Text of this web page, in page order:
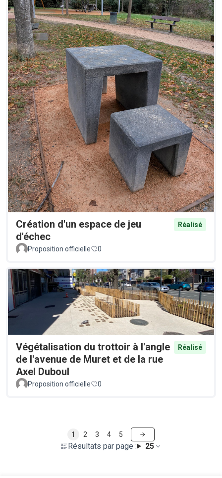
Création d'un espace de jeu
d'échec
Réalisé
Proposition officielle 0
Végétalisation du trottoir à l'angle
de l'avenue de Muret et de la rue
Axel Duboul
Réalisé
Proposition officielle 0
Résultats par page : 25
1 2 3 4 5